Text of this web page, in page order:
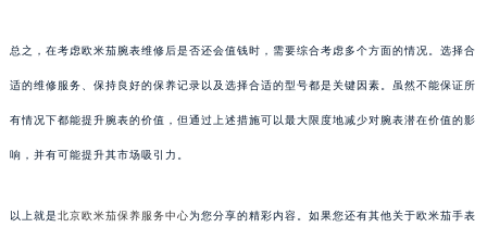
总之，在考虑欧米茄腕表维修后是否还会值钱时，需要综合考虑多个方面的情况。选择合
适的维修服务、保持良好的保养记录以及选择合适的型号都是关键因素。虽然不能保证所
有情况下都能提升腕表的价值，但通过上述措施可以最大限度地减少对腕表潜在价值的影
响，并有可能提升其市场吸引力。
以上就是北京欧米茄保养服务中心为您分享的精彩内容。如果您还有其他关于欧米茄手表